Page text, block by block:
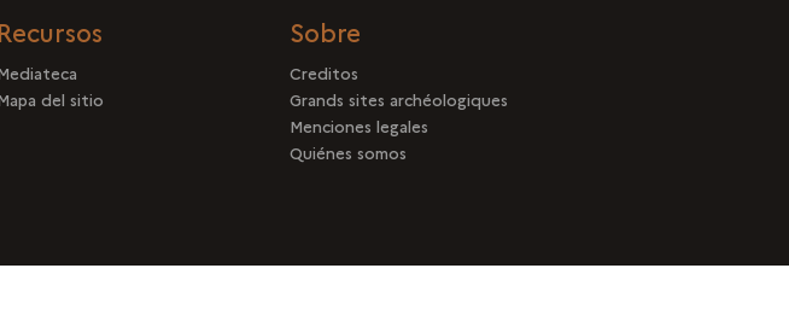
Recursos
del sitio
Sobre
Creditos
Grands sites archéologiques
Menciones legales
Quiénes somos